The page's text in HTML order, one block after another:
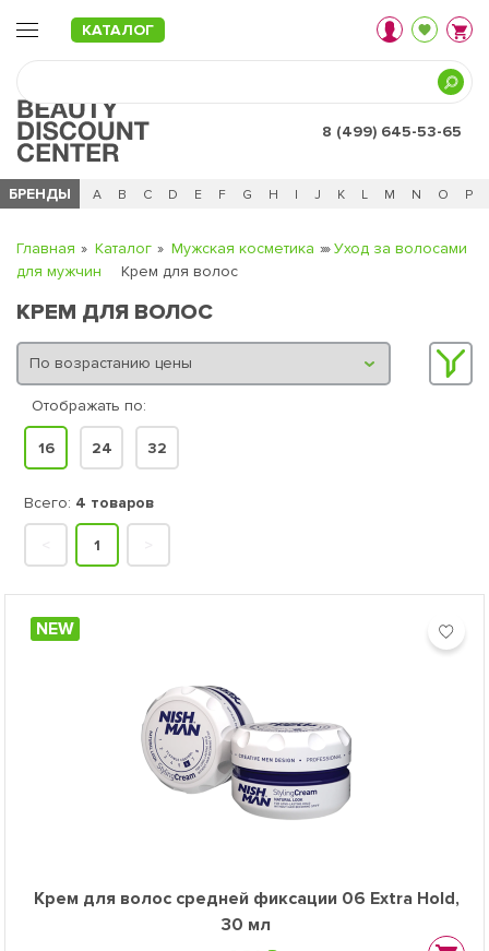
КАТАЛОГ
8 (499) 645-53-65
БРЕНДЫ
Ч 0 - 9 A B C D E F G H I J K L M N O P
Главная Каталог Мужская косметика
Уход за волосами
для мужчин
Крем для волос
КРЕМ ДЛЯ ВОЛОС
Отображать по:
16 24 32
Всего: 4 товаров
1
NEW
Крем для волос средней фиксации 06 Extra Hold,
30 мл